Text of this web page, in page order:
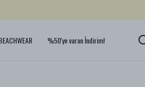
%50'ye varan İndirim!